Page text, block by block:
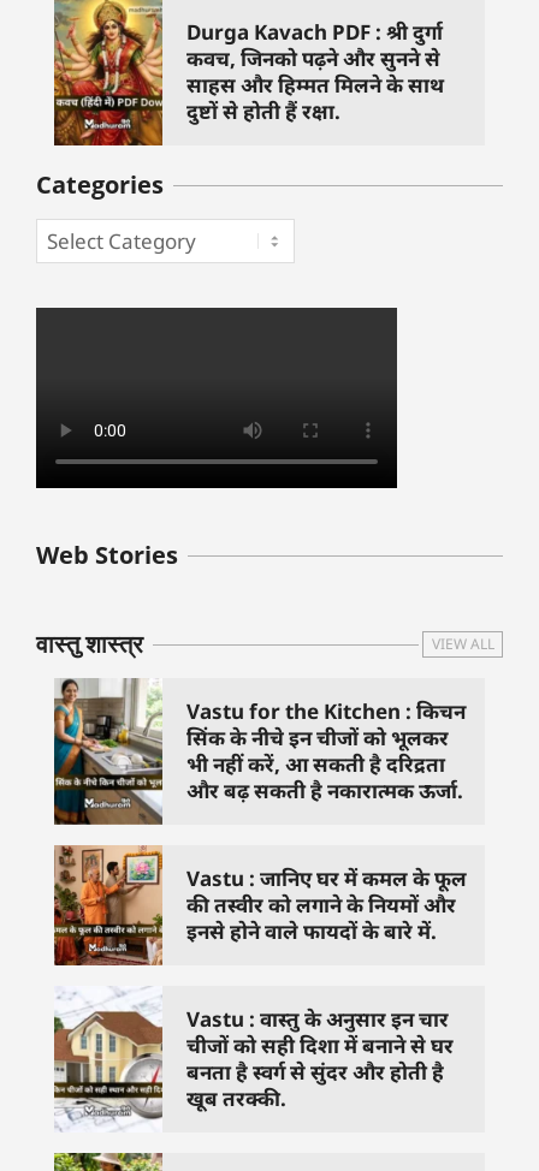
Durga Kavach PDF : श्री दुर्गा
कवच, जिनको पढ़ने और सुनने से
साहस और हिम्मत मिलने के साथ
दुष्टों से होती हैं रक्षा.
Categories
Web Stories
बुधवार के उपाय :
जिनसे हो गणेश जी
वास्तु शास्त्र VIEW ALL
Vastu for the Kitchen : किचन
सिंक के नीचे इन चीजों को भूलकर
भी नहीं करें, आ सकती है दरिद्रता
और बढ़ सकती है नकारात्मक ऊर्जा.
Vastu : जानिए घर में कमल के फूल
की तस्वीर को लगाने के नियमों और
इनसे होने वाले फायदों के बारे में.
Vastu : वास्तु के अनुसार इन चार
चीजों को सही दिशा में बनाने से घर
बनता है स्वर्ग से सुंदर और होती है
खूब तरक्की.